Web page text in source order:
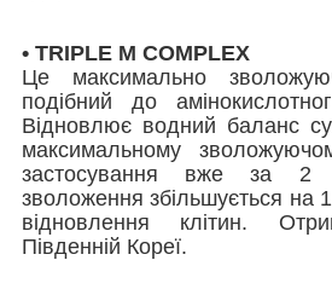
• TRIPLE M COMPLEX
Це максимально
подібний до
Відновлює водний баланс
максимальному
застосування вже за 2
зволоження збільшується на
відновлення клітин.
Південній Кореї.